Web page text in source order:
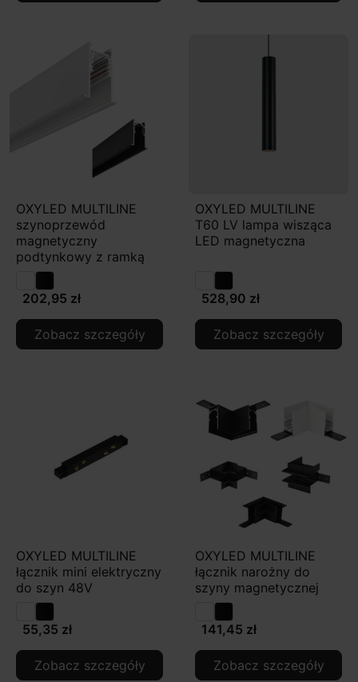
OXYLED MULTILINE
szynoprzewód
magnetyczny
podtynkowy z ramką
202,95 zł
Zobacz szczegóły
OXYLED MULTILINE
T60 LV lampa wisząca
LED magnetyczna
528,90 zł
Zobacz szczegóły
OXYLED MULTILINE
łącznik mini elektryczny
do szyn 48V
55,35 zł
Zobacz szczegóły
OXYLED MULTILINE
łącznik narożny do
szyny magnetycznej
141,45 zł
Zobacz szczegóły